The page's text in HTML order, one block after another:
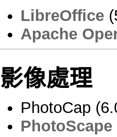
LibreOffice
Apache
影像處理
PhotoCap
PhotoScape